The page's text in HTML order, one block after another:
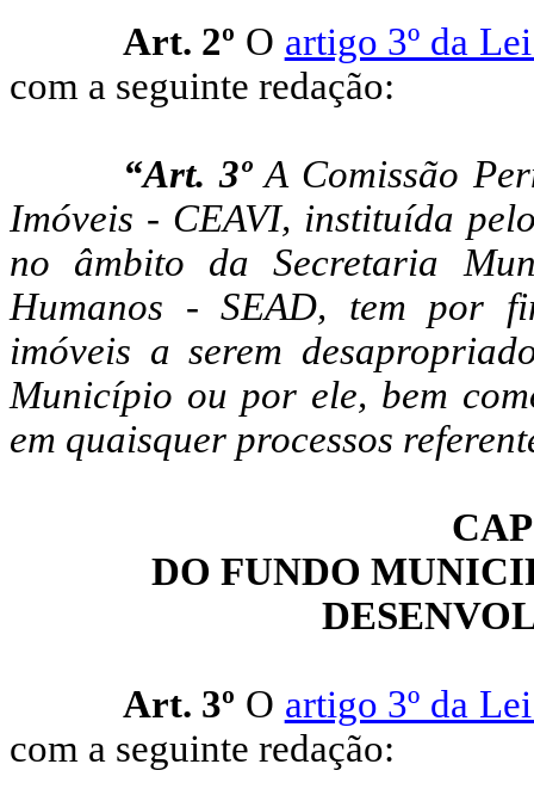
Art. 2º O artigo 3º da
com a seguinte redação:
“Art. 3ºA Comissão
Imóveis - CEAVI, instituída
no âmbito da Secretaria
Humanos - SEAD, tem por
imóveis a serem
Município ou por ele, bem
em quaisquer processos
DO FUNDO
Art. 3º O artigo 3º da
com a seguinte redação: